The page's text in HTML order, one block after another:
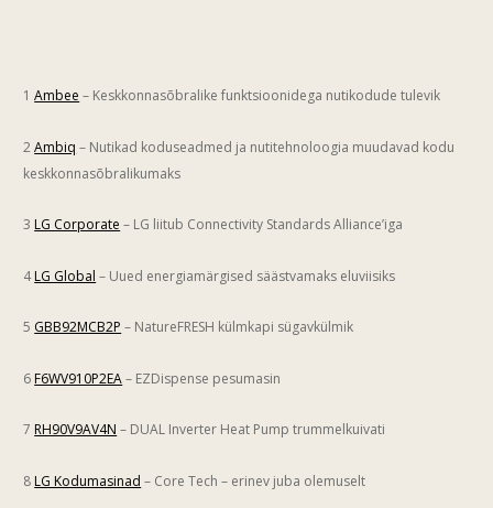
1Ambee – Keskkonnasõbralike funktsioonidega nutikodude tulevik
2Ambiq – Nutikad koduseadmed ja nutitehnoloogia muudavad kodu
keskkonnasõbralikumaks
3 LG Corporate – LG liitub Connectivity Standards Alliance’iga
4LG Global – Uued energiamärgised säästvamaks eluviisiks
5 GBB92MCB2P – NatureFRESH külmkapi sügavkülmik
6 F6WV910P2EA– EZDispense pesumasin
7 RH90V9AV4N – DUAL Inverter Heat Pump trummelkuivati
8 LG Kodumasinad – Core Tech – erinev juba olemuselt